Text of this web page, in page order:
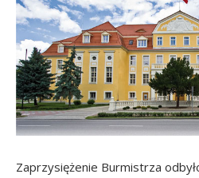
Zaprzysiężenie Burmistrza